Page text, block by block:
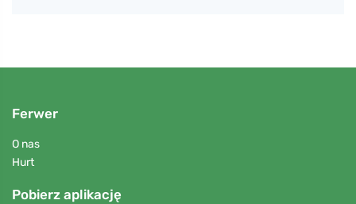
Ferwer
O nas
Hurt
Pobierz aplikację